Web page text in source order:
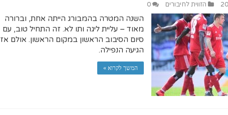
הזווית לחיבורים 0
השנה המטרה בהמבורג הייתה אחת, וברורה
מאוד – עליית ליגה ותו לא. זה התחיל טוב, עם
סיום הסיבוב הראשון במקום הראשון. אולם אז
הגיעה הנפילה.
המשך לקרוא »